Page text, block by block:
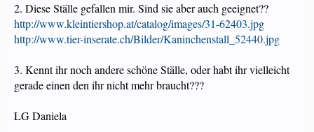
2. Diese Ställe gefallen mir. Sind sie aber auch geeignet??
http://www.kleintiershop.at/catalog/images/31-62403.jpg
http://www.tier-inserate.ch/Bilder/Kaninchenstall_52440.jpg
3. Kennt ihr noch andere schöne Ställe, oder habt ihr vielleicht
gerade einen den ihr nicht mehr braucht???
LG Daniela